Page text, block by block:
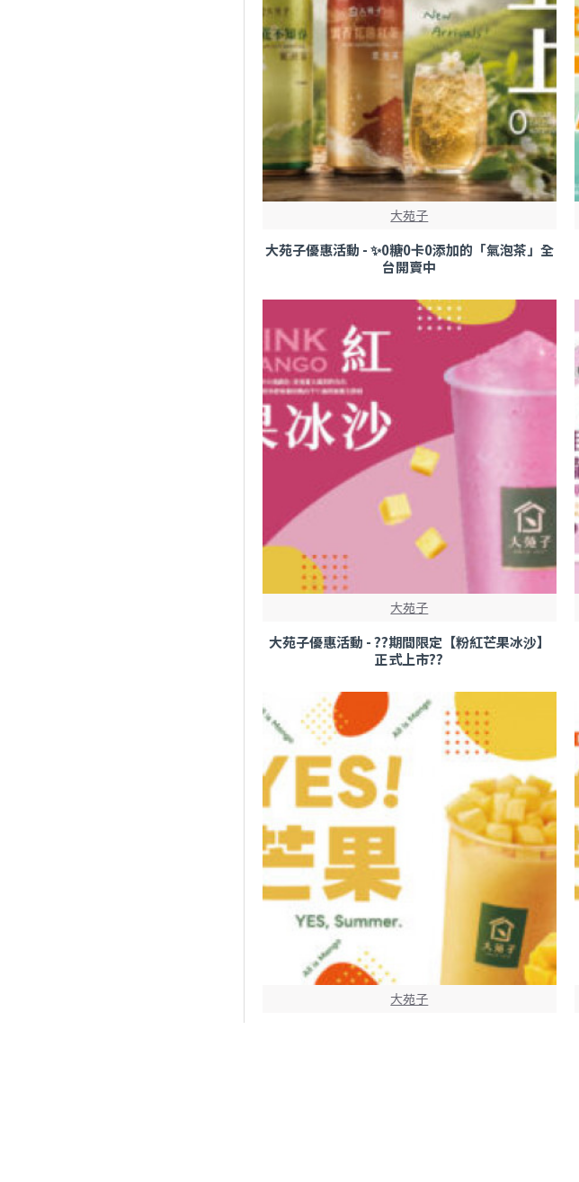
大苑子
大苑子優惠活動 - ✨0糖0卡0添加的「氣泡茶」全
台開賣中
大苑子
大苑子優惠活動 - ??期間限定【粉紅芒果冰沙】
正式上市??
大苑子